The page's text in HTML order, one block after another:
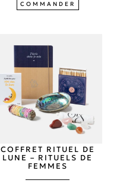
COMMANDER
COFFRET RITUEL DE
LUNE – RITUELS DE
FEMMES